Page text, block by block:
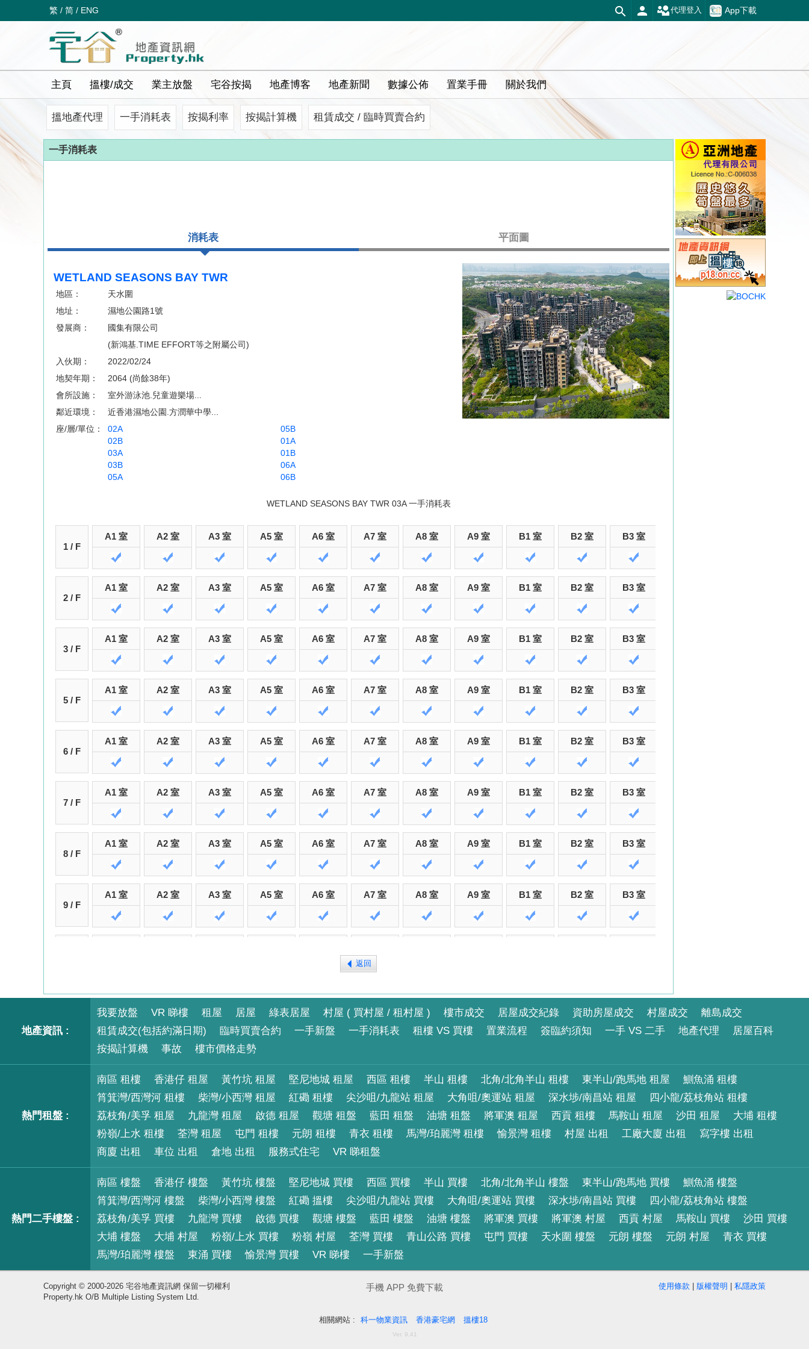
繁 / 简 / ENG App下載
代理登入
主頁 搵樓/成交 業主放盤 宅谷按揭 地產博客 地產新聞 數據公佈 置業手冊 關於我們
搵地產代理 一手消耗表 按揭利率 按揭計算機 租賃成交 / 臨時買賣合約
一手消耗表
消耗表 平面圖
WETLAND SEASONS BAY TWR
地區：
天水圍
地址：
濕地公園路1號
發展商：
國集有限公司
(新鴻基.TIME EFFORT等之附屬公司)
入伙期：
2022/02/24
地契年期：
2064 (尚餘38年)
會所設施：
室外游泳池.兒童遊樂場...
鄰近環境：
近香港濕地公園.方潤華中學...
座/層/單位：
02A
05B
02B
01A
03A
01B
03B
06A
05A
06B
WETLAND SEASONS BAY TWR 03A 一手消耗表
1 / F
A1 室 A2 室 A3 室 A5 室 A6 室 A7 室 A8 室 A9 室 B1 室 B2 室 B3 室
2 / F
A1 室 A2 室 A3 室 A5 室 A6 室 A7 室 A8 室 A9 室 B1 室 B2 室 B3 室
3 / F
A1 室 A2 室 A3 室 A5 室 A6 室 A7 室 A8 室 A9 室 B1 室 B2 室 B3 室
5 / F
A1 室 A2 室 A3 室 A5 室 A6 室 A7 室 A8 室 A9 室 B1 室 B2 室 B3 室
6 / F
A1 室 A2 室 A3 室 A5 室 A6 室 A7 室 A8 室 A9 室 B1 室 B2 室 B3 室
7 / F
A1 室 A2 室 A3 室 A5 室 A6 室 A7 室 A8 室 A9 室 B1 室 B2 室 B3 室
8 / F
A1 室 A2 室 A3 室 A5 室 A6 室 A7 室 A8 室 A9 室 B1 室 B2 室 B3 室
9 / F
A1 室 A2 室 A3 室 A5 室 A6 室 A7 室 A8 室 A9 室 B1 室 B2 室 B3 室
返回
地產資訊 :
我要放盤 VR 睇樓 租屋 居屋 綠表居屋 村屋 ( 買村屋 / 租村屋 ) 樓市成交 居屋成交紀錄 資助房屋成交 村屋成交
離島成交
租賃成交(包括約滿日期)
臨時買賣合約 一手新盤 一手消耗表 租樓 VS 買樓 置業流程 簽臨約須知 一手 VS 二手 地產代理
居屋百科
按揭計算機
事故 樓市價格走勢
熱門租盤 :
南區 租樓 香港仔 租屋 黃竹坑 租屋 堅尼地城 租屋 西區 租樓 半山 租樓 北角/北角半山 租樓 東半山/跑馬地 租屋
鰂魚涌 租樓
筲箕灣/西灣河 租樓
柴灣/小西灣 租屋 紅磡 租樓 尖沙咀/九龍站 租屋 大角咀/奧運站 租屋 深水埗/南昌站 租屋
四小龍/荔枝角站 租樓
荔枝角/美孚 租屋
九龍灣 租屋 啟德 租屋 觀塘 租盤 藍田 租盤 油塘 租盤 將軍澳 租屋 西貢 租樓 馬鞍山 租屋 沙田 租屋
大埔 租樓
粉嶺/上水 租樓
荃灣 租屋 屯門 租樓 元朗 租樓 青衣 租樓 馬灣/珀麗灣 租樓 愉景灣 租樓 村屋 出租 工廠大廈 出租
寫字樓 出租
商廈 出租
車位 出租 倉地 出租 服務式住宅 VR 睇租盤
熱門二手樓盤 :
南區 樓盤 香港仔 樓盤 黃竹坑 樓盤 堅尼地城 買樓 西區 買樓 半山 買樓 北角/北角半山 樓盤 東半山/跑馬地 買樓
鰂魚涌 樓盤
筲箕灣/西灣河 樓盤
柴灣/小西灣 樓盤 紅磡 搵樓 尖沙咀/九龍站 買樓 大角咀/奧運站 買樓 深水埗/南昌站 買樓
四小龍/荔枝角站 樓盤
荔枝角/美孚 買樓
九龍灣 買樓 啟德 買樓 觀塘 樓盤 藍田 樓盤 油塘 樓盤 將軍澳 買樓 將軍澳 村屋 西貢 村屋 馬鞍山 買樓
沙田 買樓
大埔 樓盤
大埔 村屋 粉嶺/上水 買樓 粉嶺 村屋 荃灣 買樓 青山公路 買樓 屯門 買樓 天水圍 樓盤 元朗 樓盤 元朗 村屋
青衣 買樓
馬灣/珀麗灣 樓盤
東涌 買樓 愉景灣 買樓 VR 睇樓 一手新盤
Copyright © 2000-2026 宅谷地產資訊網 保留一切權利
Property.hk O/B Multiple Listing System Ltd.
手機 APP 免費下載 使用條款 | 版權聲明 | 私隱政策
相關網站 : 科一物業資訊 香港豪宅網 搵樓18
Ver. 9.41